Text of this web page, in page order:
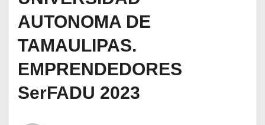
AUTONOMA DE
TAMAULIPAS.
EMPRENDEDORES
SerFADU 2023